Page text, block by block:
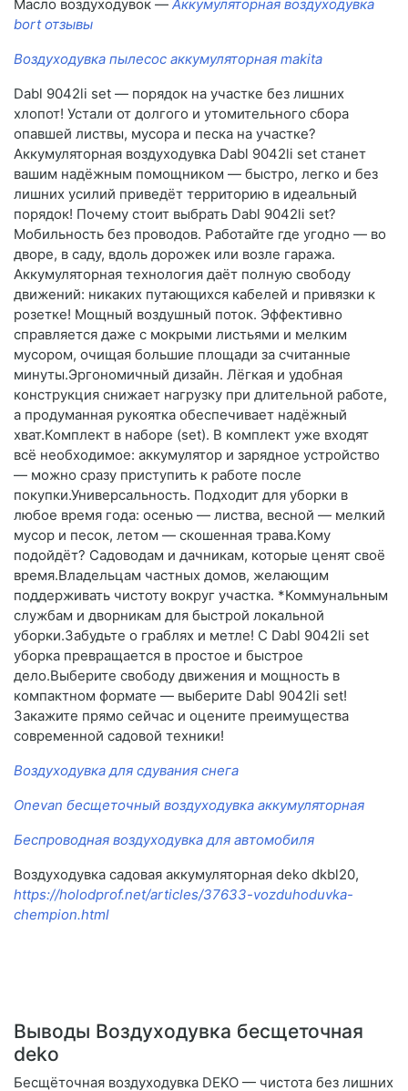
Масло воздуходувок — Аккумуляторная воздуходувка
bort отзывы
Воздуходувка пылесос аккумуляторная makita
Dabl 9042li set — порядок на участке без лишних
хлопот! Устали от долгого и утомительного сбора
опавшей листвы, мусора и песка на участке?
Аккумуляторная воздуходувка Dabl 9042li set станет
вашим надёжным помощником — быстро, легко и без
лишних усилий приведёт территорию в идеальный
порядок! Почему стоит выбрать Dabl 9042li set?
Мобильность без проводов. Работайте где угодно — во
дворе, в саду, вдоль дорожек или возле гаража.
Аккумуляторная технология даёт полную свободу
движений: никаких путающихся кабелей и привязки к
розетке! Мощный воздушный поток. Эффективно
справляется даже с мокрыми листьями и мелким
мусором, очищая большие площади за считанные
минуты.Эргономичный дизайн. Лёгкая и удобная
конструкция снижает нагрузку при длительной работе,
а продуманная рукоятка обеспечивает надёжный
хват.Комплект в наборе (set). В комплект уже входят
всё необходимое: аккумулятор и зарядное устройство
— можно сразу приступить к работе после
покупки.Универсальность. Подходит для уборки в
любое время года: осенью — листва, весной — мелкий
мусор и песок, летом — скошенная трава.Кому
подойдёт? Садоводам и дачникам, которые ценят своё
время.Владельцам частных домов, желающим
поддерживать чистоту вокруг участка. *Коммунальным
службам и дворникам для быстрой локальной
уборки.Забудьте о граблях и метле! С Dabl 9042li set
уборка превращается в простое и быстрое
дело.Выберите свободу движения и мощность в
компактном формате — выберите Dabl 9042li set!
Закажите прямо сейчас и оцените преимущества
современной садовой техники!
Воздуходувка для сдувания снега
Onevan бесщеточный воздуходувка аккумуляторная
Беспроводная воздуходувка для автомобиля
Воздуходувка садовая аккумуляторная deko dkbl20,
https://holodprof.net/articles/37633-vozduhoduvka-
chempion.html
Выводы Воздуходувка бесщеточная
deko
Бесщёточная воздуходувка DEKO — чистота без лишних